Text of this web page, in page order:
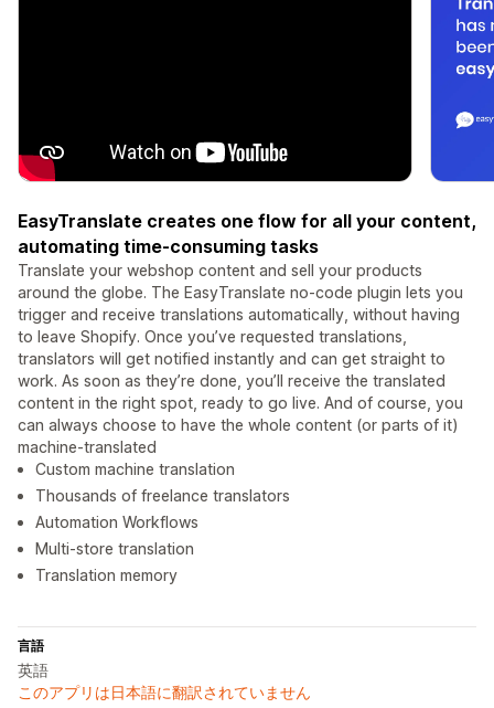
EasyTranslate creates one flow for all your content,
automating time-consuming tasks
Translate your webshop content and sell your products
around the globe. The EasyTranslate no-code plugin lets you
trigger and receive translations automatically, without having
to leave Shopify. Once you’ve requested translations,
translators will get notified instantly and can get straight to
work. As soon as they’re done, you’ll receive the translated
content in the right spot, ready to go live. And of course, you
can always choose to have the whole content (or parts of it)
machine-translated
Custom machine translation
Thousands of freelance translators
Automation Workflows
Multi-store translation
Translation memory
言語
英語
このアプリは日本語に翻訳されていません